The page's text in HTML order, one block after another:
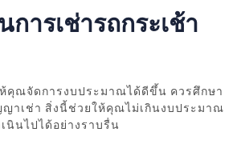
ารเช่ารถกระเช้า
ห้คุณจัดการงบประมาณได้ดีขึ้น ควรศึกษา
าเช่า สิ่งนี้ช่วยให้คุณไม่เกินงบประมาณ
นินไปได้อย่างราบรื่น